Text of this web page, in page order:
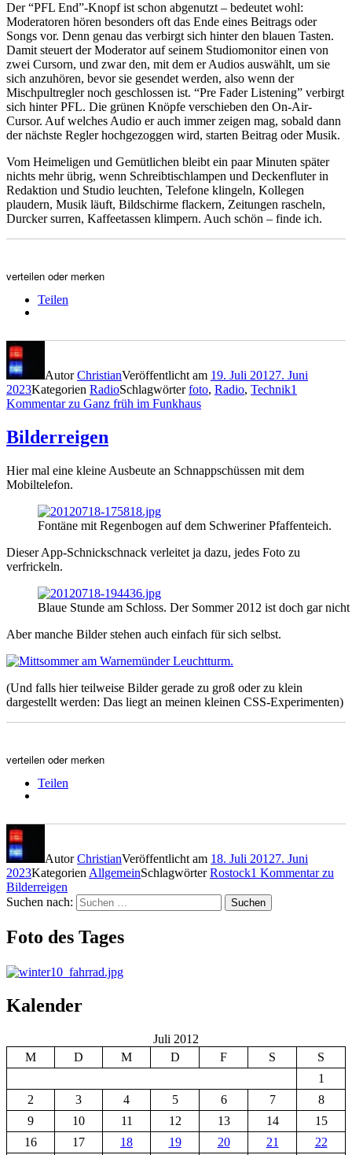
Der “PFL End”-Knopf ist schon abgenutzt – bedeutet wohl:
Moderatoren hören besonders oft das Ende eines Beitrags oder
Songs vor. Denn genau das verbirgt sich hinter den blauen Tasten.
Damit steuert der Moderator auf seinem Studiomonitor einen von
zwei Cursorn, und zwar den, mit dem er Audios auswählt, um sie
sich anzuhören, bevor sie gesendet werden, also wenn der
Mischpultregler noch geschlossen ist. “Pre Fader Listening” verbirgt
sich hinter PFL. Die grünen Knöpfe verschieben den On-Air-
Cursor. Auf welches Audio er auch immer zeigen mag, sobald dann
der nächste Regler hochgezoggen wird, starten Beitrag oder Musik.
Vom Heimeligen und Gemütlichen bleibt ein paar Minuten später
nichts mehr übrig, wenn Schreibtischlampen und Deckenfluter in
Redaktion und Studio leuchten, Telefone klingeln, Kollegen
plaudern, Musik läuft, Bildschirme flackern, Zeitungen rascheln,
Durcker surren, Kaffeetassen klimpern. Auch schön – finde ich.
verteilen oder merken
Teilen
AutorChristianVeröffentlicht am 19. Juli 20127. Juni
2023Kategorien RadioSchlagwörterfoto, Radio, Technik1
Kommentarzu Ganz früh im Funkhaus
Bilderreigen
Hier mal eine kleine Ausbeute an Schnappschüssen mit dem
Mobiltelefon.
Fontäne mit Regenbogen auf dem Schweriner Pfaffenteich.
Dieser App-Schnickschnack verleitet ja dazu, jedes Foto zu
verfrickeln.
Blaue Stunde am Schloss. Der Sommer 2012 ist doch gar nicht
Aber manche Bilder stehen auch einfach für sich selbst.
(Und falls hier teilweise Bilder gerade zu groß oder zu klein
dargestellt werden: Das liegt an meinen kleinen CSS-Experimenten)
verteilen oder merken
Teilen
AutorChristianVeröffentlicht am 18. Juli 20127. Juni
2023Kategorien AllgemeinSchlagwörterRostock1 Kommentarzu
Bilderreigen
Suchen nach:
Suchen
Foto des Tages
Kalender
Juli 2012
M
D M D F S
S
1
2
3 4 5 6 7
8
9
10 11 12 13 14
15
16
17 18 19 20 21
22